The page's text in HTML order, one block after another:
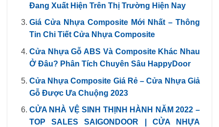
Đang Xuất Hiện Trên Thị Trường Hiện Nay
Giá Cửa Nhựa Composite Mới Nhất – Thông
Tin Chi Tiết Cửa Nhựa Composite
Cửa Nhựa Gỗ ABS Và Composite Khác Nhau
Ở Đâu? Phân Tích Chuyên Sâu HappyDoor
Cửa Nhựa Composite Giá Rẻ – Cửa Nhựa Giả
Gỗ Được Ưa Chuộng 2023
CỬA NHÀ VỆ SINH THỊNH HÀNH NĂM 2022 –
TOP SALES SAIGONDOOR | CỬA NHỰA